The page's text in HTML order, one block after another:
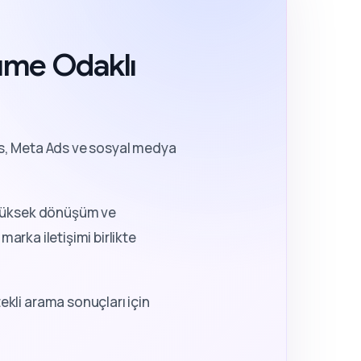
Odaklı
Meta Ads ve sosyal medya
dönüşüm ve
iletişimi birlikte
arama sonuçları için